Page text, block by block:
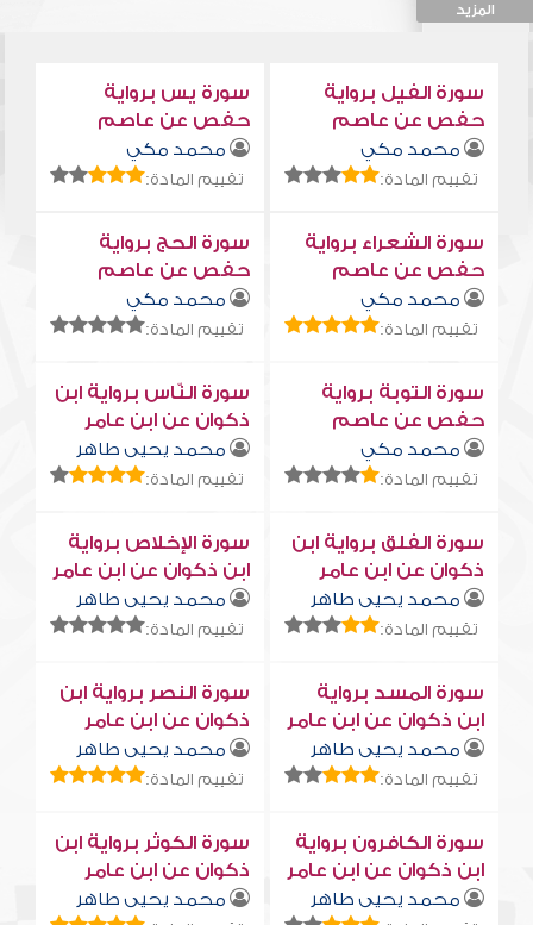
المزيد
سورة الفيل برواية
حفص عن عاصم
محمد مكي
تقييم المادة:
سورة يس برواية
حفص عن عاصم
محمد مكي
تقييم المادة:
سورة الشعراء برواية
حفص عن عاصم
محمد مكي
تقييم المادة:
سورة الحج برواية
حفص عن عاصم
محمد مكي
تقييم المادة:
سورة التوبة برواية
حفص عن عاصم
محمد مكي
تقييم المادة:
سورة النّاس برواية ابن
ذكوان عن ابن عامر
محمد يحيى طاهر
تقييم المادة:
سورة الفلق برواية ابن
ذكوان عن ابن عامر
محمد يحيى طاهر
تقييم المادة:
سورة الإخلاص برواية
ابن ذكوان عن ابن عامر
محمد يحيى طاهر
تقييم المادة:
سورة المسد برواية
ابن ذكوان عن ابن عامر
محمد يحيى طاهر
تقييم المادة:
سورة النصر برواية ابن
ذكوان عن ابن عامر
محمد يحيى طاهر
تقييم المادة:
سورة الكافرون برواية
ابن ذكوان عن ابن عامر
محمد يحيى طاهر
سورة الكوثر برواية ابن
ذكوان عن ابن عامر
محمد يحيى طاهر